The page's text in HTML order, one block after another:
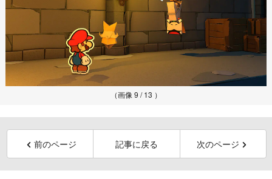
（画像 9 / 13 ）
前のページ 記事に戻る 次のページ